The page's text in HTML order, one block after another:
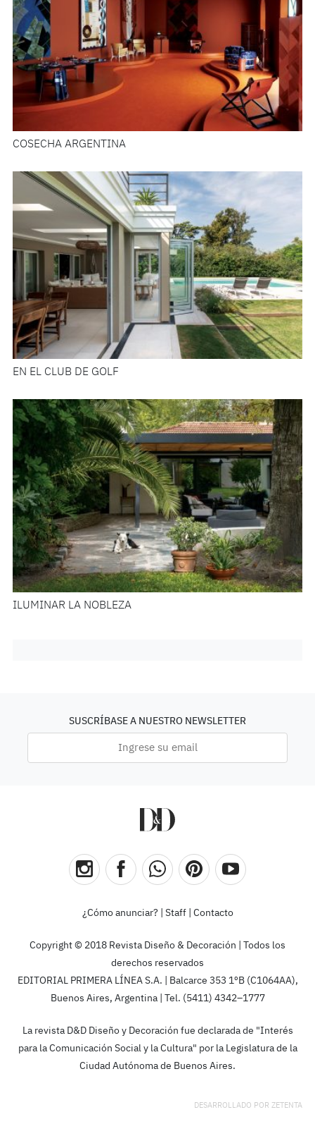
COSECHA ARGENTINA
EN EL CLUB DE GOLF
ILUMINAR LA NOBLEZA
SUSCRÍBASE A NUESTRO NEWSLETTER
¿Cómo anunciar? Staff| Contacto
Copyright © 2018 Revista Diseño & Decoración | Todos los
derechos reservados
EDITORIAL PRIMERA LÍNEA S.A. | Balcarce 353 1ºB (C1064AA),
Buenos Aires, Argentina | Tel. (5411) 4342–1777
La revista D&D Diseño y Decoración fue declarada de "Interés
para la Comunicación Social y la Cultura" por la Legislatura de la
Ciudad Autónoma de Buenos Aires.
DESARROLLADO POR ZETENTA